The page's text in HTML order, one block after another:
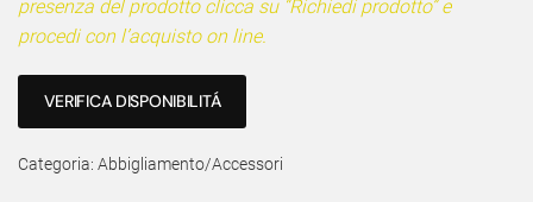
presenza del prodotto clicca su “Richiedi prodotto” e
procedi con l’acquisto on line.
VERIFICA DISPONIBILITÁ
Categoria: Abbigliamento/Accessori